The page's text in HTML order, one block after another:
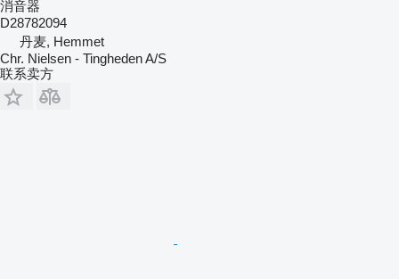
消音器
D28782094
丹麦, Hemmet
Chr. Nielsen - Tingheden A/S
联系卖方